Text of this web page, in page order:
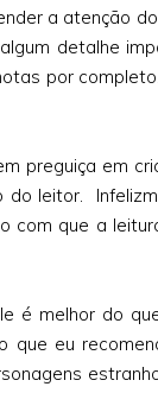
a atenção
detalhe
por
preguiça em
leitor.
com que a
é melhor do
que eu